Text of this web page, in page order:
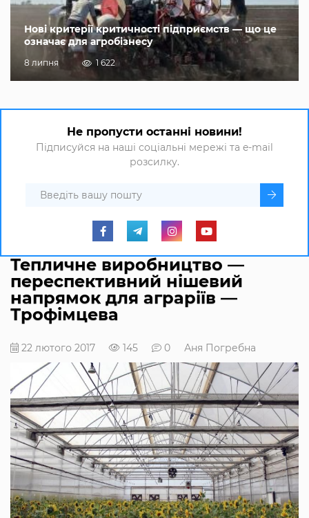
Нові критерії критичності підприємств — що це
означає для агробізнесу
8 липня 1 622
Не пропусти останні новини!
Підписуйся на наші соціальні мережі та e-mail
розсилку.
Тепличне виробництво —
переспективний нішевий
напрямок для аграріїв —
Трофімцева
22 лютого 2017 145 0 Аня Погребна